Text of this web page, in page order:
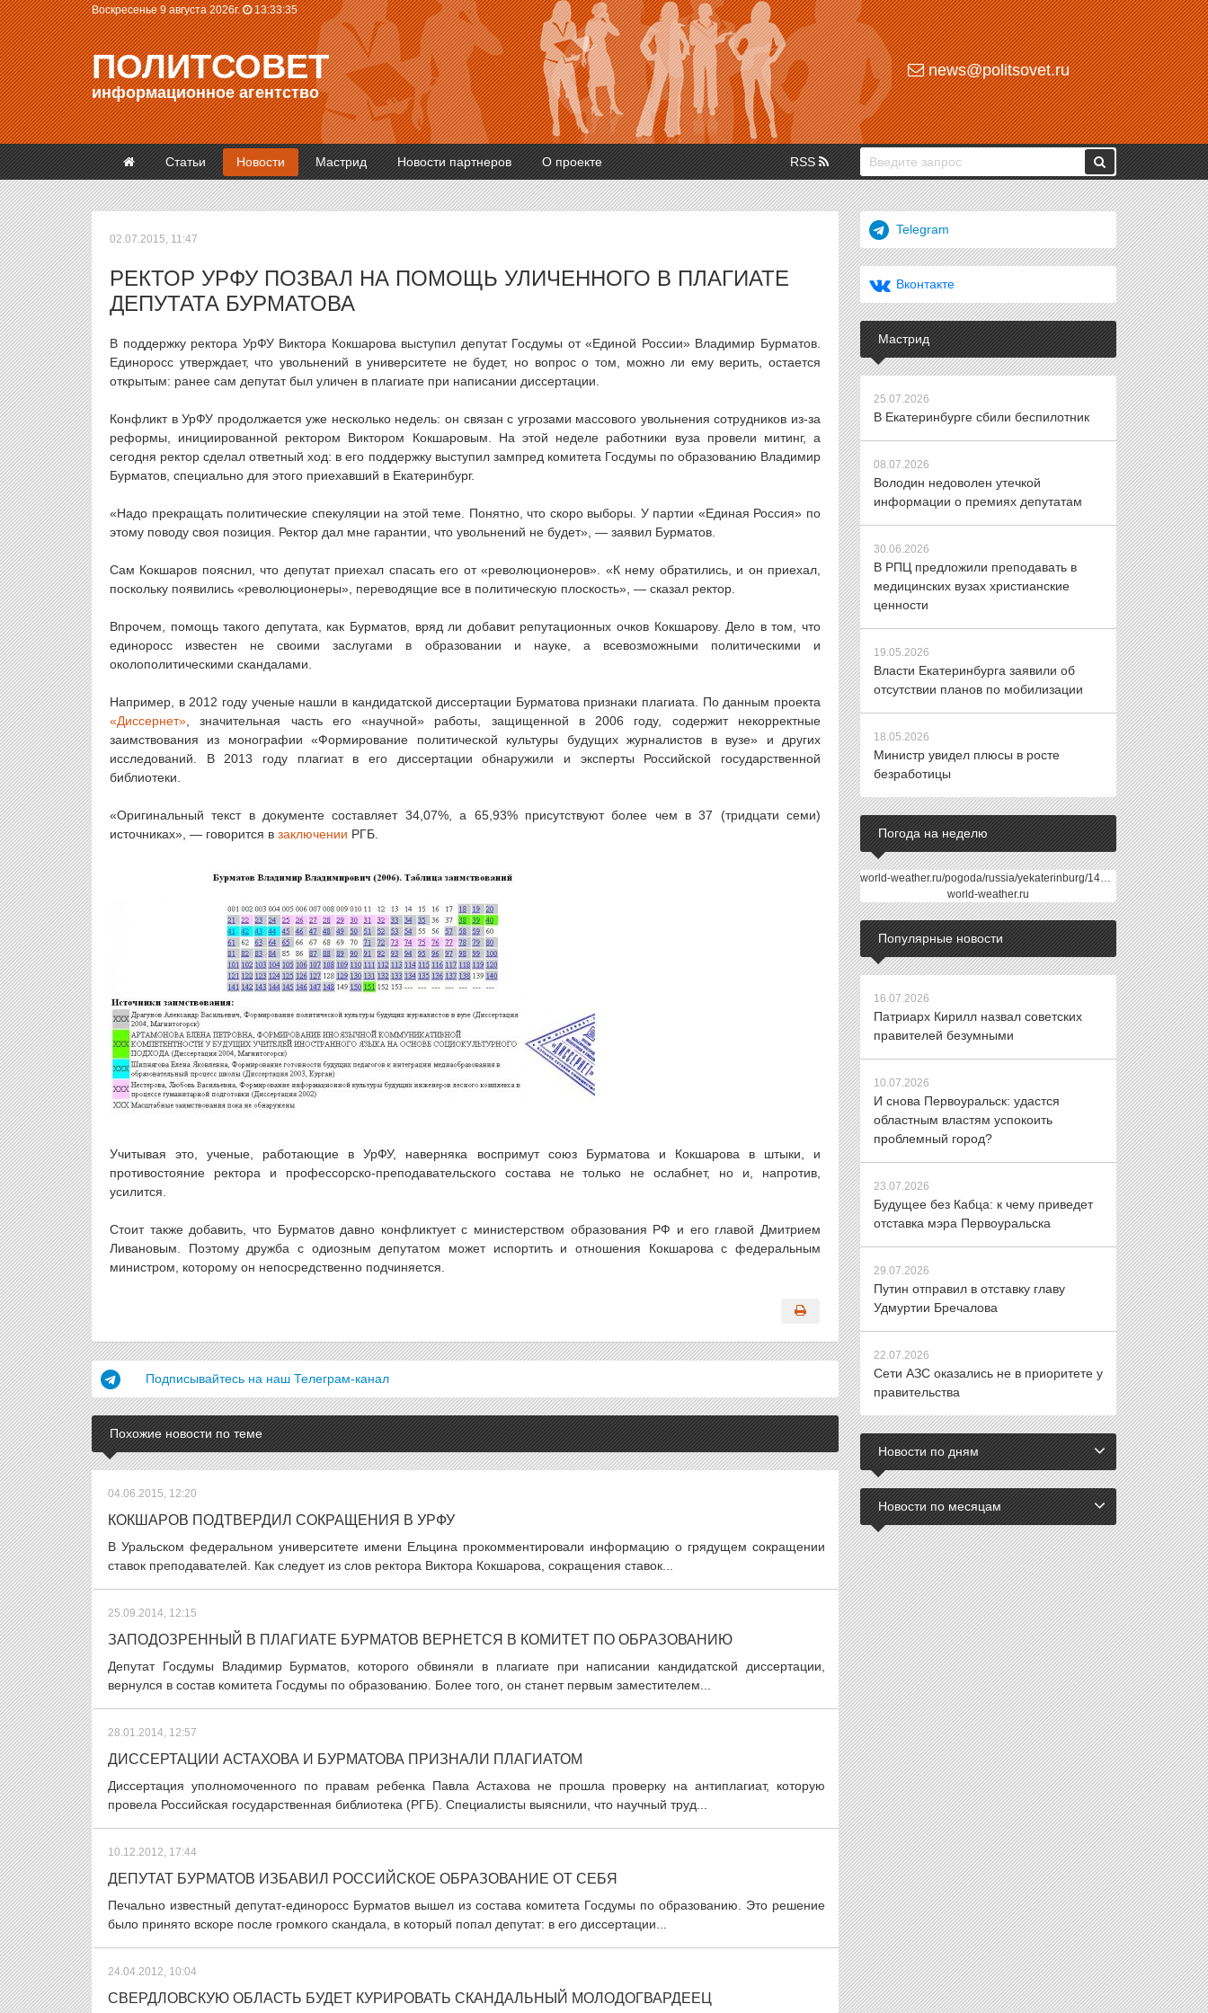
Воскресенье 9 августа 2026г. 13:33:36
ПОЛИТСОВЕТ
информационное агентство
news@politsovet.ru
Статьи Новости Мастрид Новости партнеров О проекте RSS
02.07.2015, 11:47
РЕКТОР УРФУ ПОЗВАЛ НА ПОМОЩЬ УЛИЧЕННОГО В ПЛАГИАТЕ
ДЕПУТАТА БУРМАТОВА
В поддержку ректора УрФУ Виктора Кокшарова выступил депутат Госдумы от «Единой России» Владимир Бурматов.
Единоросс утверждает, что увольнений в университете не будет, но вопрос о том, можно ли ему верить, остается
открытым: ранее сам депутат был уличен в плагиате при написании диссертации.
Конфликт в УрФУ продолжается уже несколько недель: он связан с угрозами массового увольнения сотрудников из-за
реформы, инициированной ректором Виктором Кокшаровым. На этой неделе работники вуза провели митинг, а
сегодня ректор сделал ответный ход: в его поддержку выступил зампред комитета Госдумы по образованию Владимир
Бурматов, специально для этого приехавший в Екатеринбург.
«Надо прекращать политические спекуляции на этой теме. Понятно, что скоро выборы. У партии «Единая Россия» по
этому поводу своя позиция. Ректор дал мне гарантии, что увольнений не будет», — заявил Бурматов.
Сам Кокшаров пояснил, что депутат приехал спасать его от «революционеров». «К нему обратились, и он приехал,
поскольку появились «революционеры», переводящие все в политическую плоскость», — сказал ректор.
Впрочем, помощь такого депутата, как Бурматов, вряд ли добавит репутационных очков Кокшарову. Дело в том, что
единоросс известен не своими заслугами в образовании и науке, а всевозможными политическими и
околополитическими скандалами.
Например, в 2012 году ученые нашли в кандидатской диссертации Бурматова признаки плагиата. По данным проекта
«Диссернет» , значительная часть его «научной» работы, защищенной в 2006 году, содержит некорректные
заимствования из монографии «Формирование политической культуры будущих журналистов в вузе» и других
исследований. В 2013 году плагиат в его диссертации обнаружили и эксперты Российской государственной
библиотеки.
«Оригинальный текст в документе составляет 34,07%, а 65,93% присутствуют более чем в 37 (тридцати семи)
источниках», — говорится в заключении РГБ.
Учитывая это, ученые, работающие в УрФУ, наверняка воспримут союз Бурматова и Кокшарова в штыки, и
противостояние ректора и профессорско-преподавательского состава не только не ослабнет, но и, напротив,
усилится.
Стоит также добавить, что Бурматов давно конфликтует с министерством образования РФ и его главой Дмитрием
Ливановым. Поэтому дружба с одиозным депутатом может испортить и отношения Кокшарова с федеральным
министром, которому он непосредственно подчиняется.
Подписывайтесь на наш Телеграм-канал
Похожие новости по теме
04.06.2015, 12:20
КОКШАРОВ ПОДТВЕРДИЛ СОКРАЩЕНИЯ В УРФУ
В Уральском федеральном университете имени Ельцина прокомментировали информацию о грядущем сокращении
ставок преподавателей. Как следует из слов ректора Виктора Кокшарова, сокращения ставок...
25.09.2014, 12:15
ЗАПОДОЗРЕННЫЙ В ПЛАГИАТЕ БУРМАТОВ ВЕРНЕТСЯ В КОМИТЕТ ПО ОБРАЗОВАНИЮ
Депутат Госдумы Владимир Бурматов, которого обвиняли в плагиате при написании кандидатской диссертации,
вернулся в состав комитета Госдумы по образованию. Более того, он станет первым заместителем...
28.01.2014, 12:57
ДИССЕРТАЦИИ АСТАХОВА И БУРМАТОВА ПРИЗНАЛИ ПЛАГИАТОМ
Диссертация уполномоченного по правам ребенка Павла Астахова не прошла проверку на антиплагиат, которую
провела Российская государственная библиотека (РГБ). Специалисты выяснили, что научный труд...
10.12.2012, 17:44
ДЕПУТАТ БУРМАТОВ ИЗБАВИЛ РОССИЙСКОЕ ОБРАЗОВАНИЕ ОТ СЕБЯ
Печально известный депутат-единоросс Бурматов вышел из состава комитета Госдумы по образованию. Это решение
было принято вскоре после громкого скандала, в который попал депутат: в его диссертации...
24.04.2012, 10:04
СВЕРДЛОВСКУЮ ОБЛАСТЬ БУДЕТ КУРИРОВАТЬ СКАНДАЛЬНЫЙ МОЛОДОГВАРДЕЕЦ
Telegram
Вконтакте
Мастрид
25.07.2026
В Екатеринбурге сбили беспилотник
08.07.2026
Володин недоволен утечкой
информации о премиях депутатам
30.06.2026
В РПЦ предложили преподавать в
медицинских вузах христианские
ценности
19.05.2026
Власти Екатеринбурга заявили об
отсутствии планов по мобилизации
18.05.2026
Министр увидел плюсы в росте
безработицы
Погода на неделю
world-weather.ru/pogoda/russia/yekaterinburg/14days/
world-weather.ru
Популярные новости
16.07.2026
Патриарх Кирилл назвал советских
правителей безумными
10.07.2026
И снова Первоуральск: удастся
областным властям успокоить
проблемный город?
23.07.2026
Будущее без Кабца: к чему приведет
отставка мэра Первоуральска
29.07.2026
Путин отправил в отставку главу
Удмуртии Бречалова
22.07.2026
Сети АЗС оказались не в приоритете у
правительства
Новости по дням
Новости по месяцам